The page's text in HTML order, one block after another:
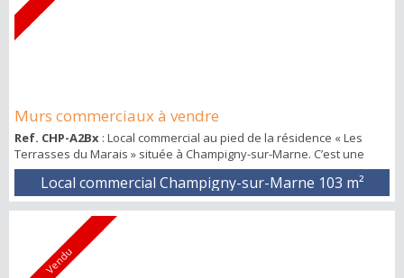
Murs commerciaux à vendre
Ref. CHP-A2Bx : Local commercial au pied de la résidence « Les
Terrasses du Marais » située à Champigny-sur-Marne. C’est une
commune Inscrite au cœur du Grand Paris, elle profite de cette
formidable opportunité pour embellir son territoire et développer
ses infrastructures. La résidence est composée de 99 logements.
Les commerces jouissent d’une belle visibilité. Axe de circulation
dense, flux véhicule ...
Local commercial Champigny-sur-Marne 103 m²
Vendu